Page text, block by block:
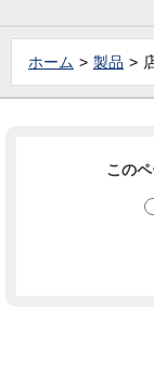
ホーム 製品
この